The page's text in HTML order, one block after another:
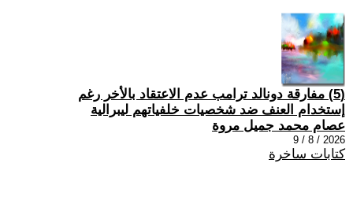
(5) مفارقة دونالد ترامب عدم الاعتقاد بالأخر رغم
إستخدام العنف ضد شخصيات خلفياتهم ليبرالية
عصام محمد جميل مروة
2026 / 8 / 9
كتابات ساخرة